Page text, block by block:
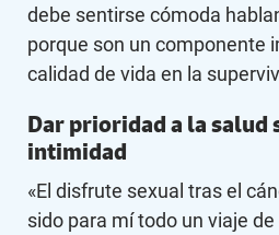
debe sentirse cómoda
porque son un componente
calidad de vida en la
Dar prioridad a la salud
intimidad
«El disfrute sexual tras el
sido para mí todo un viaje